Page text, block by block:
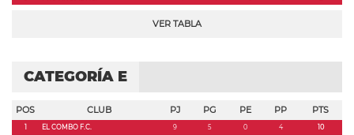
VER TABLA
CATEGORÍA E
POS CLUB PJ PG PE PP PTS
1 EL COMBO F.C. 9 5 0 4
10